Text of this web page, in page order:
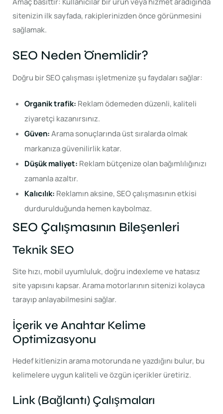
sitenizin ilk sayfada, rakiplerinizden önce görünmesini
sağlamak.
SEO Neden Önemlidir?
Doğru bir SEO çalışması işletmenize şu faydaları sağlar:
Organik trafik: Reklam ödemeden düzenli, kaliteli
ziyaretçi kazanırsınız.
Güven:Arama sonuçlarında üst sıralarda olmak
markanıza güvenilirlik katar.
Düşük maliyet: Reklam bütçenize olan bağımlılığınızı
zamanla azaltır.
Kalıcılık: Reklamın aksine, SEO çalışmasının etkisi
durdurulduğunda hemen kaybolmaz.
SEO Çalışmasının Bileşenleri
Teknik SEO
Site hızı, mobil uyumluluk, doğru indexleme ve hatasız
site yapısını kapsar. Arama motorlarının sitenizi kolayca
tarayıp anlayabilmesini sağlar.
İçerik ve Anahtar Kelime
Optimizasyonu
Hedef kitlenizin arama motorunda ne yazdığını bulur, bu
kelimelere uygun kaliteli ve özgün içerikler üretiriz.
Link (Bağlantı) Çalışmaları